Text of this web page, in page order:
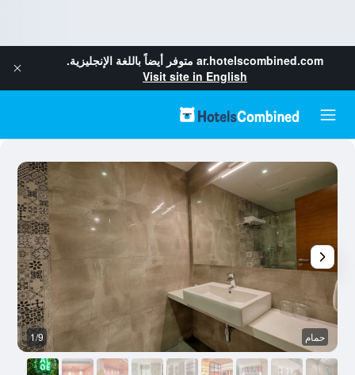
ar.hotelscombined.com متوفر أيضاً باللغة الإنجليزية.
Visit site in English
حمام 1/9